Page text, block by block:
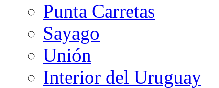
Punta Carretas
Sayago
Unión
Interior del Uruguay